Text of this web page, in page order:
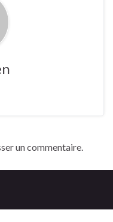
un commentaire.